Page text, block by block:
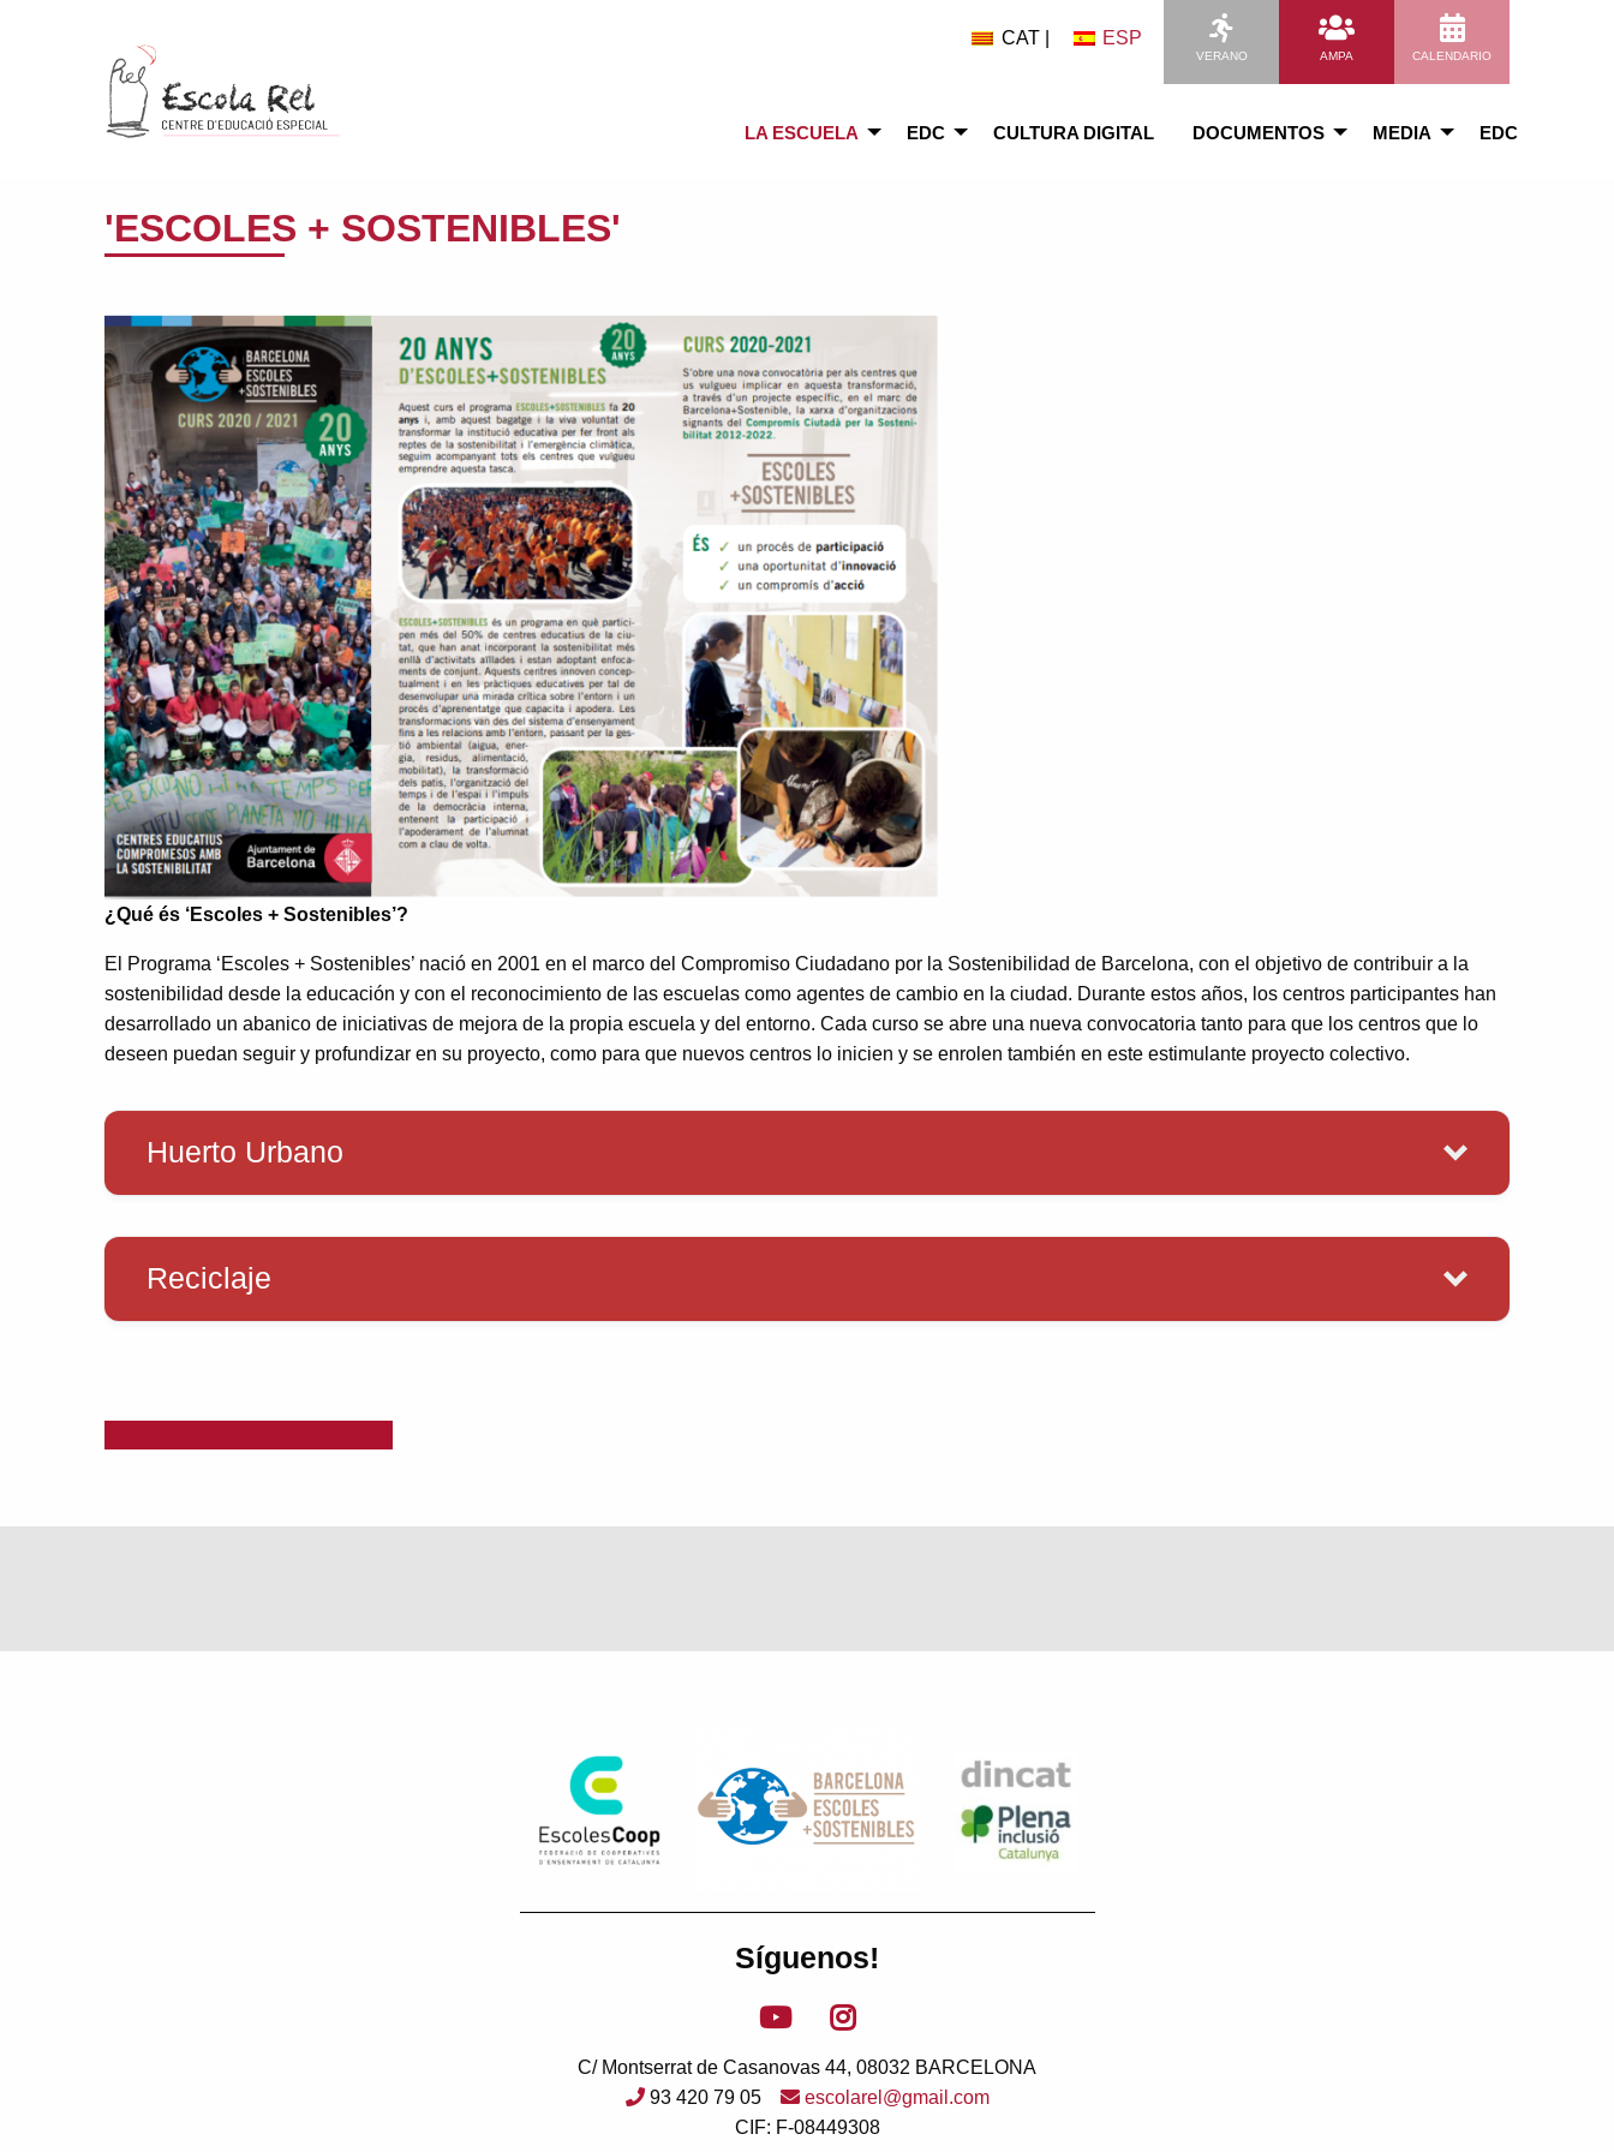
CAT | ESP
VERANO AMPA CALENDARIO
LA ESCUELA EDC CULTURA DIGITAL DOCUMENTOS MEDIA EDC
'ESCOLES + SOSTENIBLES'
¿Qué és ‘Escoles + Sostenibles’?
El Programa ‘Escoles + Sostenibles’ nació en 2001 en el marco del Compromiso Ciudadano por la Sostenibilidad de Barcelona, con el objetivo de contribuir a la
sostenibilidad desde la educación y con el reconocimiento de las escuelas como agentes de cambio en la ciudad. Durante estos años, los centros participantes han
desarrollado un abanico de iniciativas de mejora de la propia escuela y del entorno. Cada curso se abre una nueva convocatoria tanto para que los centros que lo
deseen puedan seguir y profundizar en su proyecto, como para que nuevos centros lo inicien y se enrolen también en este estimulante proyecto colectivo.
Huerto Urbano
Reciclaje
Síguenos!
C/ Montserrat de Casanovas 44, 08032 BARCELONA
93 420 79 05
escolarel@gmail.com
CIF: F-08449308